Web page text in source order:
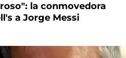
la conmovedora
a Jorge Messi